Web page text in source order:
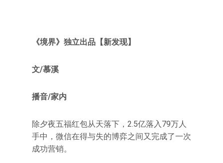
《境界》独立出品【新发现】
文/慕溪
播音/家内
除夕夜五福红包从天落下，2.5亿落入79万人
手中，微信在得与失的博弈之间又完成了一次
成功营销。